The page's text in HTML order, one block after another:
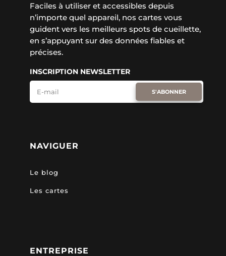
Faciles à utiliser et accessibles depuis
n’importe quel appareil, nos cartes vous
guident vers les meilleurs spots de cueillette,
en s’appuyant sur des données fiables et
précises.
INSCRIPTION NEWSLETTER
S'ABONNER
NAVIGUER
Le blog
Les cartes
ENTREPRISE